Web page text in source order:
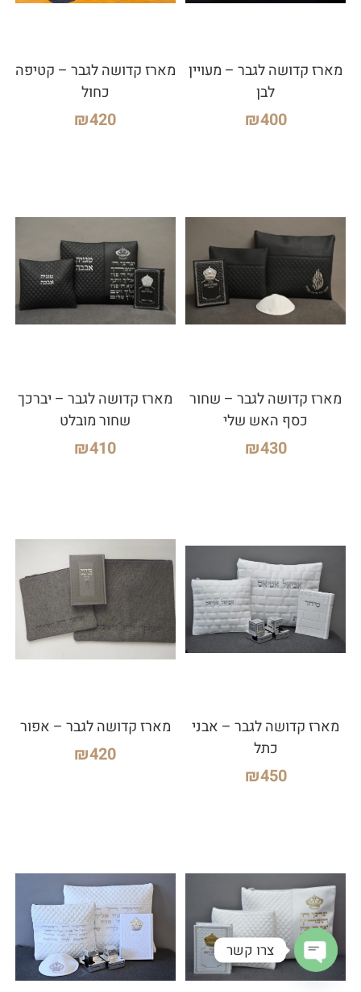
מארז קדושה לגבר – מעויין
לבן
₪400
מארז קדושה לגבר – קטיפה
כחול
₪420
מארז קדושה לגבר – שחור
כסף האש שלי
₪430
מארז קדושה לגבר – יברכך
שחור מובלט
₪410
מארז קדושה לגבר – אבני
כתל
₪450
מארז קדושה לגבר – אפור
₪420
צרו קשר
Open chaty